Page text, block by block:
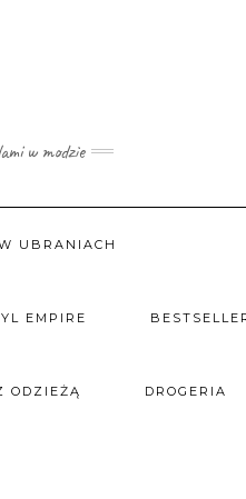
w modzie
UBRANIACH
EMPIRE
ODZIEŻĄ DROGERIA